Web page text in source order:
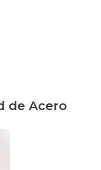
de Acero